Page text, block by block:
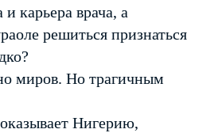
карьера врача, а
решиться признаться
миров. Но трагичным
Нигерию,